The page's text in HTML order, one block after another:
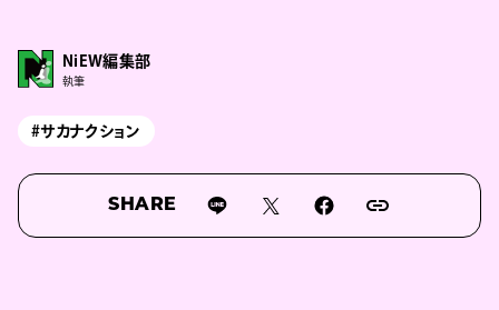
NiEW編集部
執筆
#サカナクション
SHARE